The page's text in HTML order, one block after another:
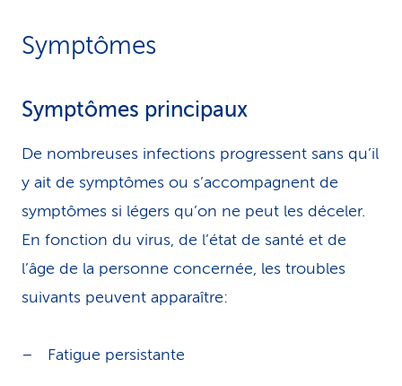
Symptômes
Symptômes principaux
De nombreuses infections progressent sans qu’il
y ait de symptômes ou s’accompagnent de
symptômes si légers qu’on ne peut les déceler.
En fonction du virus, de l’état de santé et de
l’âge de la personne concernée, les troubles
suivants peuvent apparaître:
Fatigue persistante